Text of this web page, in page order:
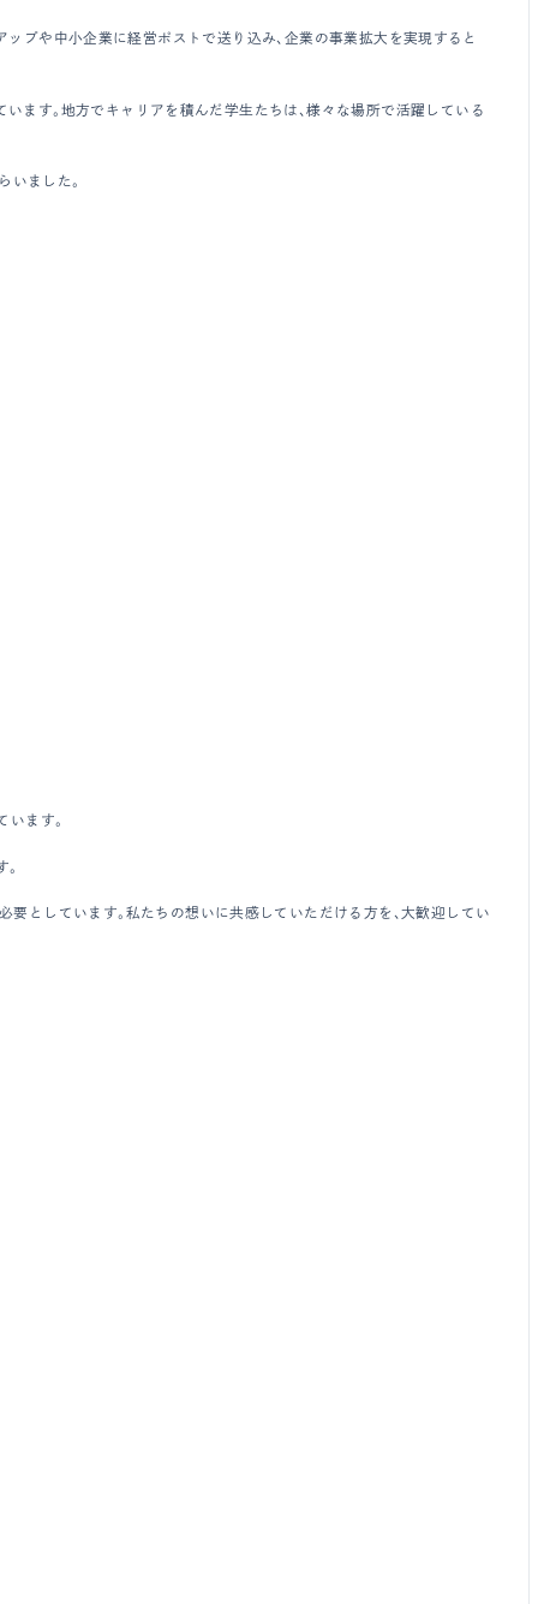
プや中小企業に経営ポストで送り込み、企業の事業拡大を実現すると
います。地方でキャリアを積んだ学生たちは、様々な場所で活躍している
いました。
ます。
としています。私たちの想いに共感していただける方を、大歓迎してい